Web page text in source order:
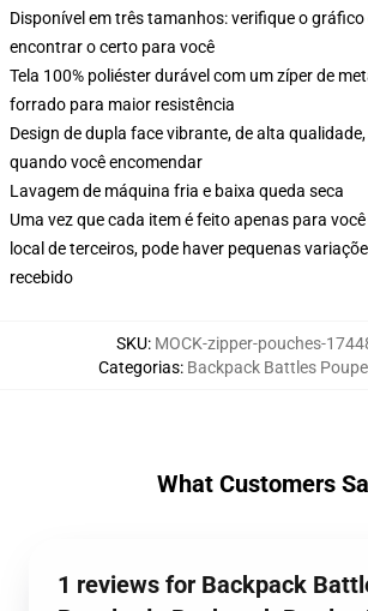
Disponível em três tamanhos: verifique o
encontrar o certo para você
Tela 100% poliéster durável com um zíper de
forrado para maior resistência
Design de dupla face vibrante, de alta
quando você encomendar
Lavagem de máquina fria e baixa queda seca
Uma vez que cada item é feito apenas para
local de terceiros, pode haver pequenas
recebido
SKU: MOCK-zipper-pouches-
Categorias: Backpack Battles
What Customers
1 reviews for Backpack